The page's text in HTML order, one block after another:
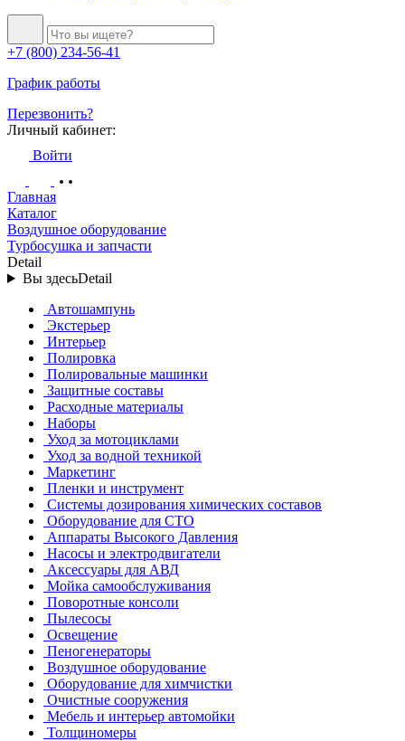
+7 (800) 234-56-41
График работы
Перезвонить?
Личный кабинет:
Войти
Главная
Каталог
Воздушное оборудование
Турбосушка и запчасти
Detail
Вы здесьDetail
Автошампунь
Экстерьер
Интерьер
Полировка
Полировальные машинки
Защитные составы
Расходные материалы
Наборы
Уход за мотоциклами
Уход за водной техникой
Маркетинг
Пленки и инструмент
Системы дозирования химических составов
Оборудование для СТО
Аппараты Высокого Давления
Насосы и электродвигатели
Аксессуары для АВД
Мойка самообслуживания
Поворотные консоли
Пылесосы
Освещение
Пеногенераторы
Воздушное оборудование
Оборудование для химчистки
Очистные сооружения
Мебель и интерьер автомойки
Толщиномеры